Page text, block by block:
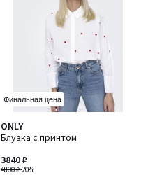
Финальная цена
ONLY
Блузка с принтом
4800 ₽-20%
3840 ₽
4,1
/ 5